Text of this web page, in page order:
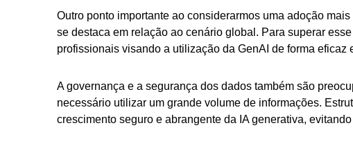
Outro ponto importante ao considerarmos uma adoção
se destaca em relação ao cenário global. Para superar
profissionais visando a utilização da GenAI de forma eficaz
A governança e a segurança dos dados também são
necessário utilizar um grande volume de informações.
crescimento seguro e abrangente da IA generativa,